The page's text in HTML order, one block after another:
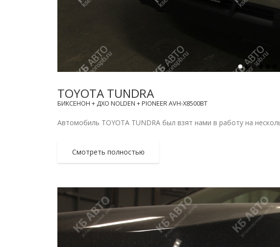
TOYOTA TUNDRA
БИКСЕНОН + ДХО NOLDEN + PIONEER AVH-X8500BT
Автомобиль TOYOTA TUNDRA был взят нами в работу на
Смотреть полностью